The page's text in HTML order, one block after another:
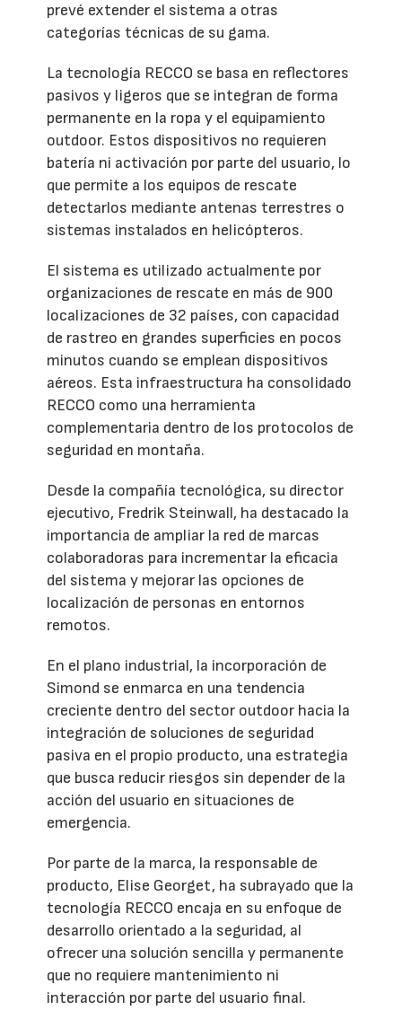
prevé extender el sistema a otras
categorías técnicas de su gama.
La tecnología RECCO se basa en reflectores
pasivos y ligeros que se integran de forma
permanente en la ropa y el equipamiento
outdoor. Estos dispositivos no requieren
batería ni activación por parte del usuario, lo
que permite a los equipos de rescate
detectarlos mediante antenas terrestres o
sistemas instalados en helicópteros.
El sistema es utilizado actualmente por
organizaciones de rescate en más de 900
localizaciones de 32 países, con capacidad
de rastreo en grandes superficies en pocos
minutos cuando se emplean dispositivos
aéreos. Esta infraestructura ha consolidado
RECCO como una herramienta
complementaria dentro de los protocolos de
seguridad en montaña.
Desde la compañía tecnológica, su director
ejecutivo, Fredrik Steinwall, ha destacado la
importancia de ampliar la red de marcas
colaboradoras para incrementar la eficacia
del sistema y mejorar las opciones de
localización de personas en entornos
remotos.
En el plano industrial, la incorporación de
Simond se enmarca en una tendencia
creciente dentro del sector outdoor hacia la
integración de soluciones de seguridad
pasiva en el propio producto, una estrategia
que busca reducir riesgos sin depender de la
acción del usuario en situaciones de
emergencia.
Por parte de la marca, la responsable de
producto, Elise Georget, ha subrayado que la
tecnología RECCO encaja en su enfoque de
desarrollo orientado a la seguridad, al
ofrecer una solución sencilla y permanente
que no requiere mantenimiento ni
interacción por parte del usuario final.